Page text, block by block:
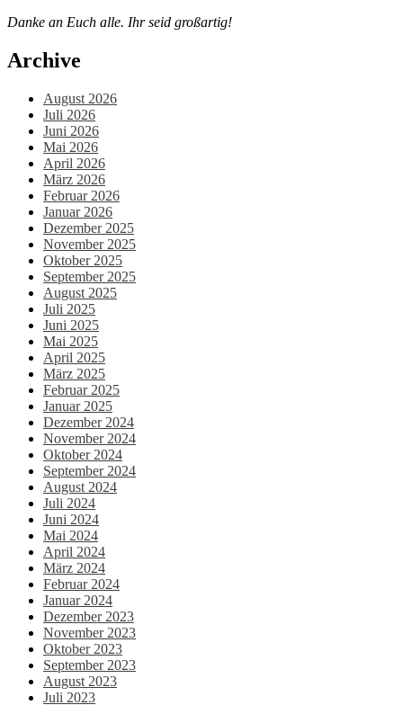
Danke an Euch alle. Ihr seid großartig!
Archive
August 2026
Juli 2026
Juni 2026
Mai 2026
April 2026
März 2026
Februar 2026
Januar 2026
Dezember 2025
November 2025
Oktober 2025
September 2025
August 2025
Juli 2025
Juni 2025
Mai 2025
April 2025
März 2025
Februar 2025
Januar 2025
Dezember 2024
November 2024
Oktober 2024
September 2024
August 2024
Juli 2024
Juni 2024
Mai 2024
April 2024
März 2024
Februar 2024
Januar 2024
Dezember 2023
November 2023
Oktober 2023
September 2023
August 2023
Juli 2023